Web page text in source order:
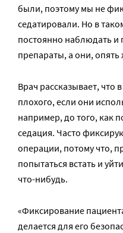
были, поэтому мы не
седатировали. Но в
постоянно наблюдать и
препараты, а они, опять
Врач рассказывает, что
плохого, если они
например, до того, как
седация. Часто
операции, потому что,
попытаться встать и
что-нибудь.
«Фиксирование
делается для его